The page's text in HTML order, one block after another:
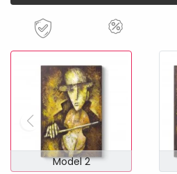
Model 2